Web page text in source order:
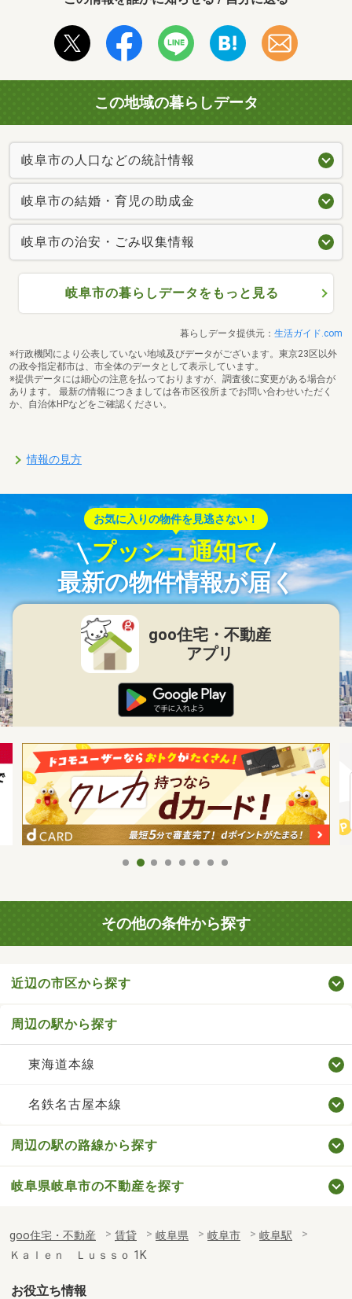
この地域の暮らしデータ
岐阜市の人口などの統計情報
岐阜市の結婚・育児の助成金
岐阜市の治安・ごみ収集情報
岐阜市の暮らしデータをもっと見る
暮らしデータ提供元： 生活ガイド.com
※行政機関により公表していない地域及びデータがございます。東京23区以外
の政令指定都市は、市全体のデータとして表示しています。
※提供データには細心の注意を払っておりますが、調査後に変更がある場合が
あります。 最新の情報につきましては各市区役所までお問い合わせいただく
か、自治体HPなどをご確認ください。
情報の見方
お気に入りの物件を見逃さない！
プッシュ通知で
最新の物件情報が届く
goo住宅・不動産
アプリ
その他の条件から探す
近辺の市区から探す
周辺の駅から探す
東海道本線
名鉄名古屋本線
周辺の駅の路線から探す
岐阜県岐阜市の不動産を探す
goo住宅・不動産 賃貸 岐阜県 岐阜市
岐阜駅
Ｋａｌｅｎ Ｌｕｓｓｏ 1K
お役立ち情報